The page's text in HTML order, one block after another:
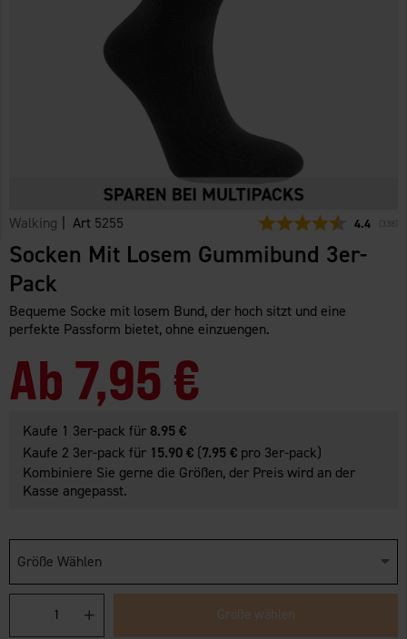
Walking | Art 5255 4.4
Socken Mit Losem Gummibund 3er-
Pack
Bequeme Socke mit losem Bund, der hoch sitzt und eine
perfekte Passform bietet, ohne einzuengen.
Ab 7,95 €
Kaufe 1 3er-pack für 8.95 €
Kaufe 2 3er-pack für 15.90 € (7.95 € pro 3er-pack)
Kombiniere Sie gerne die Größen, der Preis wird an der
Kasse angepasst.
Größe Wählen
Größe wählen